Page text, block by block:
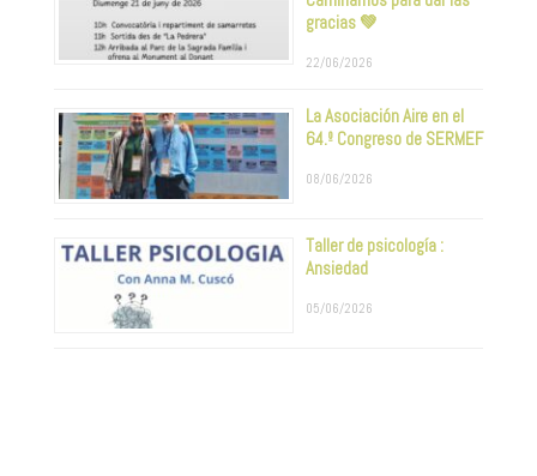
gracias 💚
22/06/2026
La Asociación Aire en el
64.º Congreso de SERMEF
08/06/2026
Taller de psicología :
Ansiedad
05/06/2026